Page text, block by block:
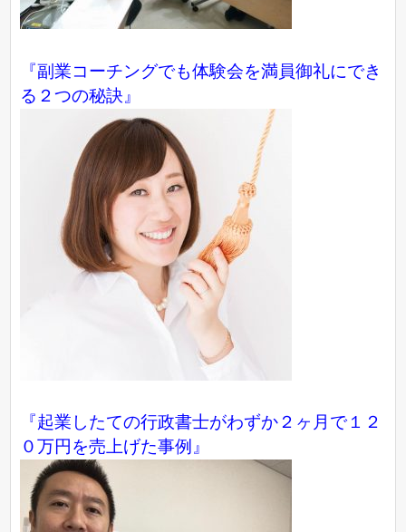
『副業コーチングでも体験会を満員御礼にでき
る２つの秘訣』
『起業したての行政書士がわずか２ヶ月で１２
０万円を売上げた事例』